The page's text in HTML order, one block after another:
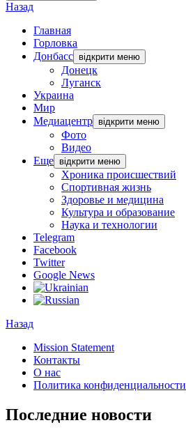
Назад
Главная
Горловка
Донбасс відкрити меню
Донецк
Луганск
Украина
Мир
Медиацентр відкрити меню
Фото
Видео
Еще відкрити меню
Хроника происшествий
Спортивная жизнь
Здоровье и медицина
Культура и образование
Наука и технологии
Telegram
Facebook
Twitter
Google News
Назад
Mission Statement
Контакты
О нас
Политика конфиденциальности
Последние новости